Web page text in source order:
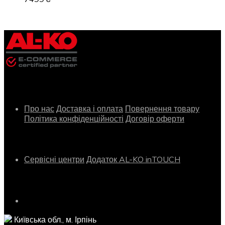
Про нас Доставка і оплата Повернення товару
Політика конфіденційності Договір оферти
Сервісні центри Додаток AL-KO inTOUCH
Київська обл., м. Ірпінь